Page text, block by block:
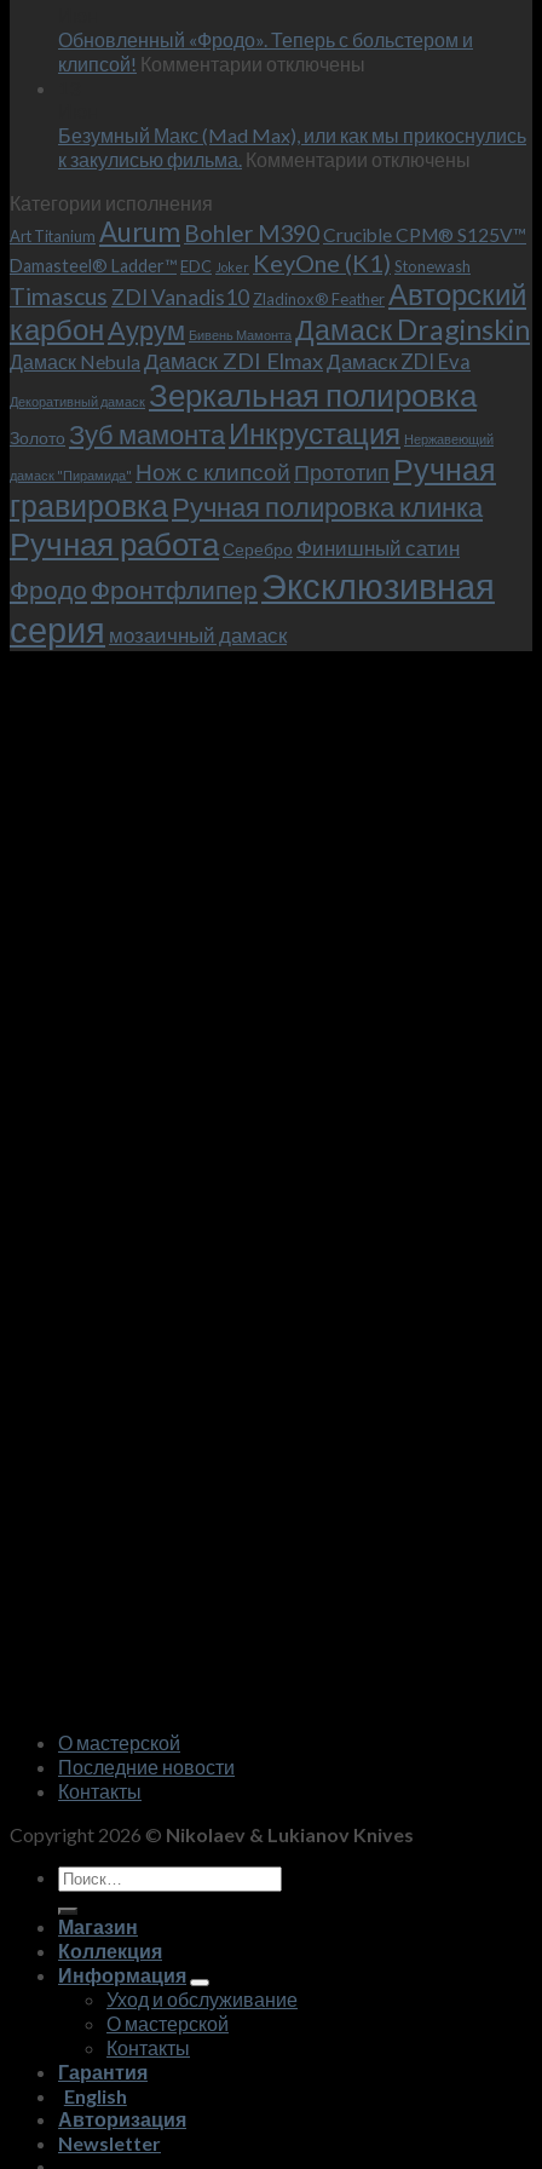
–
и
KeyOne
Обновленный «Фродо». Теперь с больстером и
клипсой! Комментарии к
«Фродо».
Теперь
и
клипсой!
отключены
Безумный Макс (Mad Max), или как мы прикоснулись
к закулисью фильма. Комментарии к
Макс
(Mad
Max),
или
как
мы
прикоснулись
к
фильма.
отключены
Категории исполнения
Art Titanium Aurum Bohler M390Crucible CPM® S125V™
Damasteel® Ladder™ EDC Joker KeyOne (K1) Stonewash
Timascus ZDI Vanadis10 Zladinox® FeatherАвторский
карбонАурум Бивень Мамонта Дамаск Draginskin
Дамаск Nebula Дамаск ZDI ElmaxДамаск ZDI Eva
Декоративный дамаск Зеркальная полировка
Золото Зуб мамонтаИнкрустация Нержавеющий
дамаск "Пирамида" Нож с клипсой Прототип Ручная
гравировкаРучная полировка клинка
Ручная работа Серебро Финишный сатин
Фродо Фронтфлипер Эксклюзивная
серия мозаичный дамаск
О мастерской
Последние новости
Контакты
Copyright 2026 © Nikolaev & Lukianov Knives
Искать:
Магазин
Коллекция
Информация
Уход и обслуживание
О мастерской
Контакты
Гарантия
English
Авторизация
Newsletter